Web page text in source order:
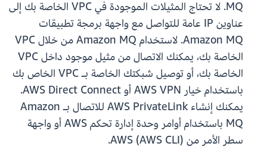
MQ. لا تحتاج المثيلات الموجودة في VPC الخاصة بك إلى
عناوين IP عامة للتواصل مع واجهة برمجة تطبيقات
Amazon MQ. لاستخدام Amazon MQ من خلال VPC
الخاصة بك، يمكنك الاتصال من مثيل موجود داخل VPC
الخاصة بك، أو توصيل شبكتك الخاصة بـ VPC الخاص بك
باستخدام خيار AWS VPN أو AWS Direct Connect.
يمكنك إنشاء AWS PrivateLink للاتصال بـ Amazon
MQ باستخدام أوامر وحدة إدارة تحكم AWS أو واجهة
سطر الأمر من AWS (AWS CLI).